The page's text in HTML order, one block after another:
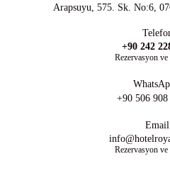
Arapsuyu, 575. Sk. No:6,
+90 242
Rezervasyon
+90 506
Rezervasyon